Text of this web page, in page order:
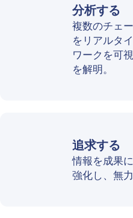
分析する
複数のチェ
をリアルタ
ワークを可
を解明。
追求する
情報を成果
強化し、無力